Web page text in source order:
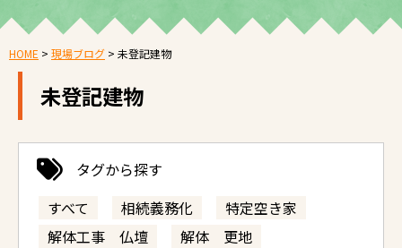
HOME > 現場ブログ > 未登記建物
未登記建物
タグから探す
すべて
相続義務化
特定空き家
解体工事 仏壇
解体 更地